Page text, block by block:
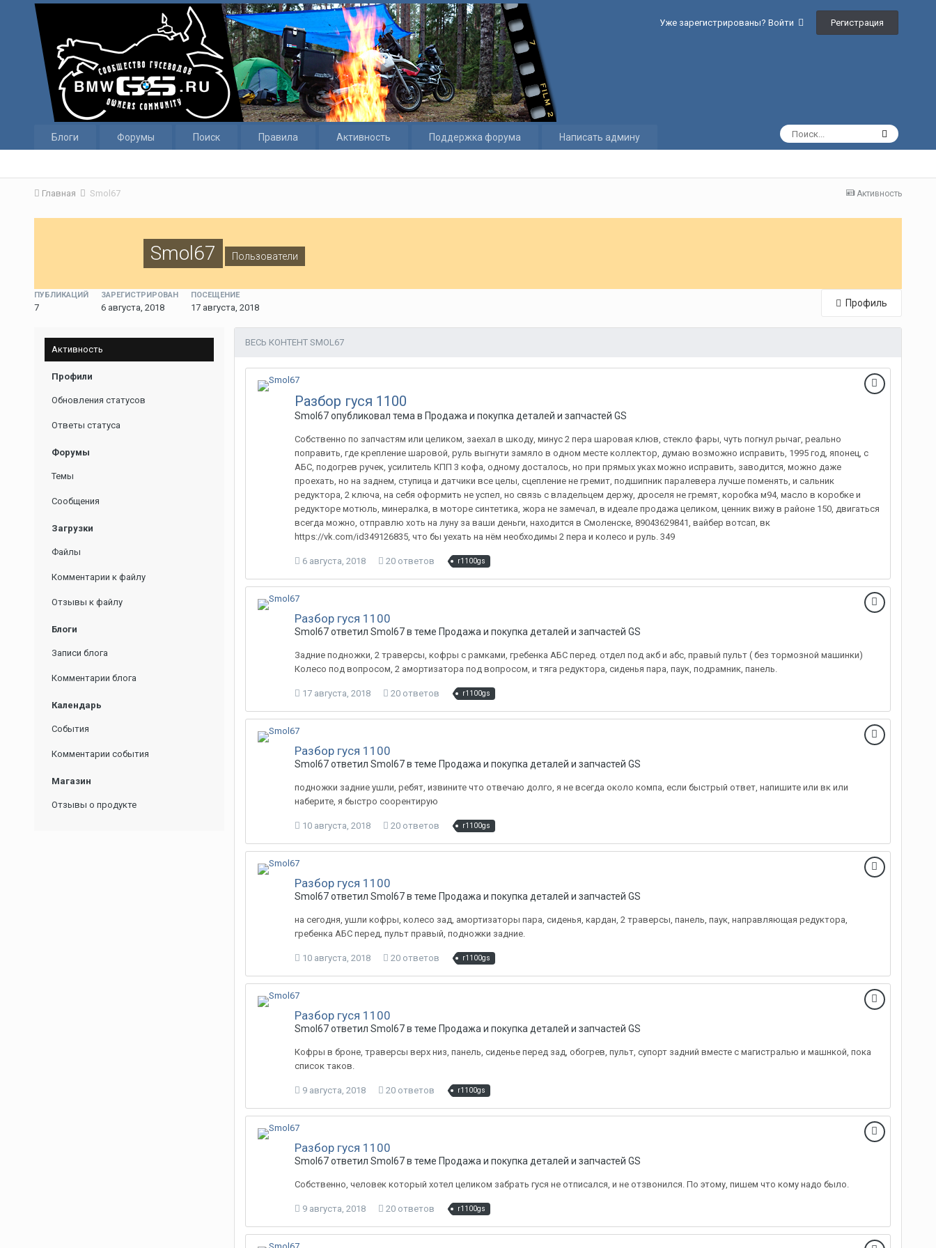
Уже зарегистрированы? Войти Регистрация
Блоги Форумы Поиск Правила Активность Поддержка форума Написать админу
Активность
Главная Smol67
Smol67 Пользователи
Профиль
ПУБЛИКАЦИЙ
7
ЗАРЕГИСТРИРОВАН
6 августа, 2018
ПОСЕЩЕНИЕ
17 августа, 2018
Активность
Профили
Обновления статусов
Ответы статуса
Форумы
Темы
Сообщения
Загрузки
Файлы
Комментарии к файлу
Отзывы к файлу
Блоги
Записи блога
Комментарии блога
Календарь
События
Комментарии события
Магазин
Отзывы о продукте
ВЕСЬ КОНТЕНТ SMOL67
Разбор гуся 1100
Smol67 опубликовал тема в Продажа и покупка деталей и запчастей GS
Собственно по запчастям или целиком, заехал в шкоду, минус 2 пера шаровая клюв, стекло фары, чуть погнул рычаг, реально
поправить, где крепление шаровой, руль выгнути замяло в одном месте коллектор, думаю возможно исправить, 1995 год, японец, с
АБС, подогрев ручек, усилитель КПП 3 кофа, одному досталось, но при прямых уках можно исправить, заводится, можно даже
проехать, но на заднем, ступица и датчики все целы, сцепление не гремит, подшипник паралевера лучше поменять, и сальник
редуктора, 2 ключа, на себя оформить не успел, но связь с владельцем держу, дроселя не гремят, коробка м94, масло в коробке и
редукторе мотюль, минералка, в моторе синтетика, жора не замечал, в идеале продажа целиком, ценник вижу в районе 150, двигаться
всегда можно, отправлю хоть на луну за ваши деньги, находится в Смоленске, 89043629841, вайбер вотсап, вк
https://vk.com/id349126835, что бы уехать на нём необходимы 2 пера и колесо и руль. 349
6 августа, 2018 20 ответов r1100gs
Разбор гуся 1100
Smol67 ответил Smol67 в теме Продажа и покупка деталей и запчастей GS
Задние подножки, 2 траверсы, кофры с рамками, гребенка АБС перед. отдел под акб и абс, правый пульт ( без тормозной машинки)
Колесо под вопросом, 2 амортизатора под вопросом, и тяга редуктора, сиденья пара, паук, подрамник, панель.
17 августа, 2018 20 ответов r1100gs
Разбор гуся 1100
Smol67 ответил Smol67 в теме Продажа и покупка деталей и запчастей GS
подножки задние ушли, ребят, извините что отвечаю долго, я не всегда около компа, если быстрый ответ, напишите или вк или
наберите, я быстро соорентирую
10 августа, 2018 20 ответов r1100gs
Разбор гуся 1100
Smol67 ответил Smol67 в теме Продажа и покупка деталей и запчастей GS
на сегодня, ушли кофры, колесо зад, амортизаторы пара, сиденья, кардан, 2 траверсы, панель, паук, направляющая редуктора,
гребенка АБС перед, пульт правый, подножки задние.
10 августа, 2018 20 ответов r1100gs
Разбор гуся 1100
Smol67 ответил Smol67 в теме Продажа и покупка деталей и запчастей GS
Кофры в броне, траверсы верх низ, панель, сиденье перед зад, обогрев, пульт, супорт задний вместе с магистралью и машнкой, пока
список таков.
9 августа, 2018 20 ответов r1100gs
Разбор гуся 1100
Smol67 ответил Smol67 в теме Продажа и покупка деталей и запчастей GS
Собственно, человек который хотел целиком забрать гуся не отписался, и не отзвонился. По этому, пишем что кому надо было.
9 августа, 2018 20 ответов r1100gs